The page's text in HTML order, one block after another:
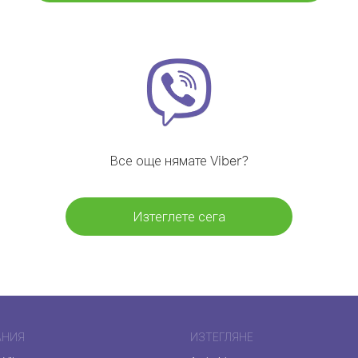
Все още нямате Viber?
Изтеглете сега
ИЗТЕГЛЯНЕ